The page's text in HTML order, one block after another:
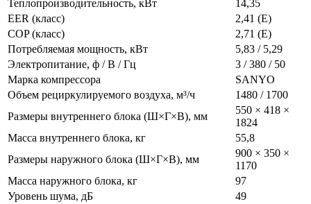
Теплопроизводительность, кВт
14,35
EER (класс)
2,41 (E)
COP (класс)
2,71 (E)
Потребляемая мощность, кВт
5,83 / 5,29
Электропитание, ф / В / Гц
3 / 380 / 50
Марка компрессора
SANYO
Объем рециркулируемого воздуха, м³/ч
1480 / 1700
Размеры внутреннего блока (Ш×Г×В), мм
550 × 418 ×
1824
Масса внутреннего блока, кг
55,8
Размеры наружного блока (Ш×Г×В), мм
900 × 350 ×
1170
Масса наружного блока, кг
97
Уровень шума, дБ
49